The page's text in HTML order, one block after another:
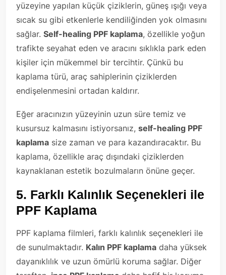
yüzeyine yapılan küçük çiziklerin, güneş ışığı veya
sıcak su gibi etkenlerle kendiliğinden yok olmasını
sağlar. Self-healing PPF kaplama, özellikle yoğun
trafikte seyahat eden ve aracını sıklıkla park eden
kişiler için mükemmel bir tercihtir. Çünkü bu
kaplama türü, araç sahiplerinin çiziklerden
endişelenmesini ortadan kaldırır.
Eğer aracınızın yüzeyinin uzun süre temiz ve
kusursuz kalmasını istiyorsanız, self-healing PPF
kaplama size zaman ve para kazandıracaktır. Bu
kaplama, özellikle araç dışındaki çiziklerden
kaynaklanan estetik bozulmaların önüne geçer.
5. Farklı Kalınlık Seçenekleri ile
PPF Kaplama
PPF kaplama filmleri, farklı kalınlık seçenekleri ile
de sunulmaktadır. Kalın PPF kaplama daha yüksek
dayanıklılık ve uzun ömürlü koruma sağlar. Diğer